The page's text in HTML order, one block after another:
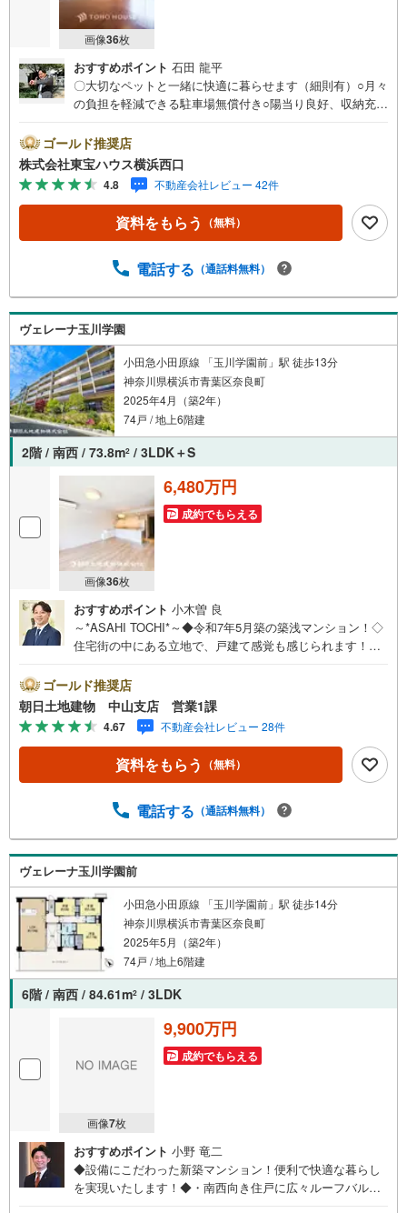
画像36枚
おすすめポイント 石田 龍平
〇大切なペットと一緒に快適に暮らせます（細則有）○月々
の負担を軽減できる駐車場無償付き○陽当り良好、収納充実
象店舗ーーーー当店で物件を成約するとPayPayボーナスラ
イトがもらえる「Yahoo！ 不動産 物件ご成約キャンペー
ン」の対象になります。「資料をもらう」「見学予約をす
る」ボタンからお問い合わせください。※必ずYahoo！ JAP
AN IDでログインしてください。※PayPayボーナスライト
は出金と譲渡はできません。有効期限は付与日から60日で
ーー紹介金融機関/都市銀行利率/年利 0.95％（変動金利）※
は融資実行時のものとなります。金利情勢により表記の返
済額と異なる場合があります。ーーーーーーーーーーーー
ーーーーーーーーーーーーー
ゴールド推奨店
株式会社東宝ハウス横浜西口
4.8 不動産会社レビュー 42件
資料をもらう （無料）
電話する （通話料無料）
ヴェレーナ玉川学園
小田急小田原線 「玉川学園前」駅 徒歩13分
神奈川県横浜市青葉区奈良町
2025年4月（築2年）
74戸 / 地上6階建
2階 / 南西 / 73.8m2 / 3LDK＋S
画像36枚
6,480万円
成約でもらえる
おすすめポイント 小木曽 良
～*ASAHI TOCHI*～◆令和7年5月築の築浅マンション！◇
住宅街の中にある立地で、戸建て感覚も感じられます！◆
す！◆宅配ボックス、床暖房など最新設備が充実していま
す！* * * * 住まい、安心のおとりつぎ * * * *おかげさまで42
周年を迎えることができました♪ご成約件数7万件達成!!☆
当日のご見学も対応可能です！☆JR横浜線「中山」駅徒歩
1分！☆ご予約は『朝日土地建物中山店』まで！朝日土地建
物グループは地域密着を合言葉に全13店舗でその地域No.1
います。色々廻ったけど良い物件が無いなぁ・・頭金無く
ずは何でもお気軽にご相談ください！有資格者が丁寧にご
説明させていただきます！お問い合わせをお待ちしており
ます!!
ゴールド推奨店
朝日土地建物 中山支店 営業1課
4.67 不動産会社レビュー 28件
資料をもらう （無料）
電話する （通話料無料）
ヴェレーナ玉川学園前
小田急小田原線 「玉川学園前」駅 徒歩14分
神奈川県横浜市青葉区奈良町
2025年5月（築2年）
74戸 / 地上6階建
6階 / 南西 / 84.61m2 / 3LDK
画像7枚
9,900万円
成約でもらえる
おすすめポイント 小野 竜二
◆設備にこだわった新築マンション！便利で快適な暮らし
を実現いたします！◆・南西向き住戸に広々ルーフバルコ